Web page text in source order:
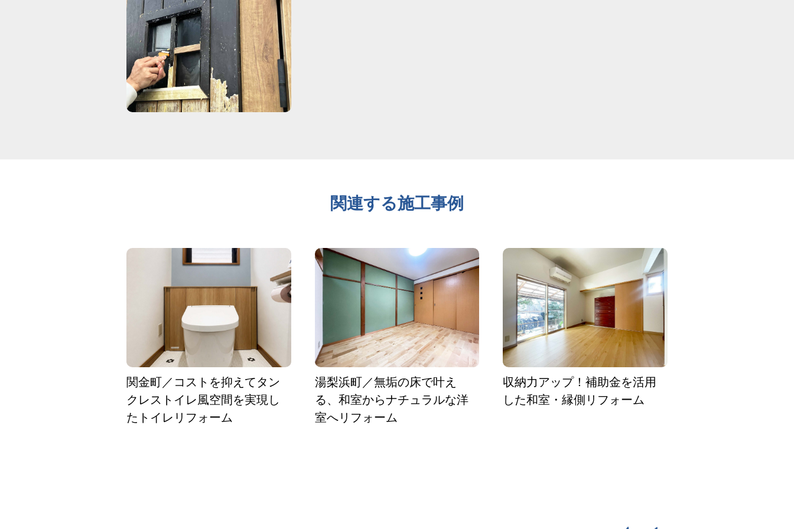
関連する施工事例
関金町／コストを抑えてタン
クレストイレ風空間を実現し
たトイレリフォーム
湯梨浜町／無垢の床で叶え
る、和室からナチュラルな洋
室へリフォーム
収納力アップ！補助金を活用
した和室・縁側リフォーム